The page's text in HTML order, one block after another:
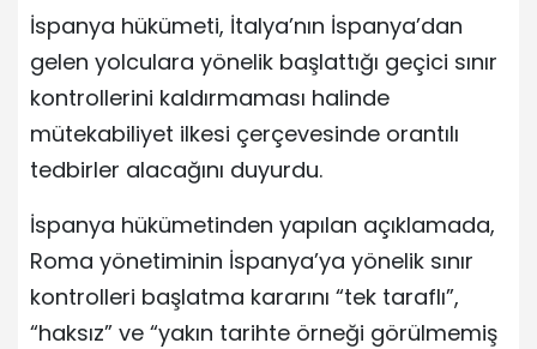
İspanya hükümeti, İtalya’nın İspanya’dan
gelen yolculara yönelik başlattığı geçici sınır
kontrollerini kaldırmaması halinde
mütekabiliyet ilkesi çerçevesinde orantılı
tedbirler alacağını duyurdu.
İspanya hükümetinden yapılan açıklamada,
Roma yönetiminin İspanya’ya yönelik sınır
kontrolleri başlatma kararını “tek taraflı”,
“haksız” ve “yakın tarihte örneği görülmemiş